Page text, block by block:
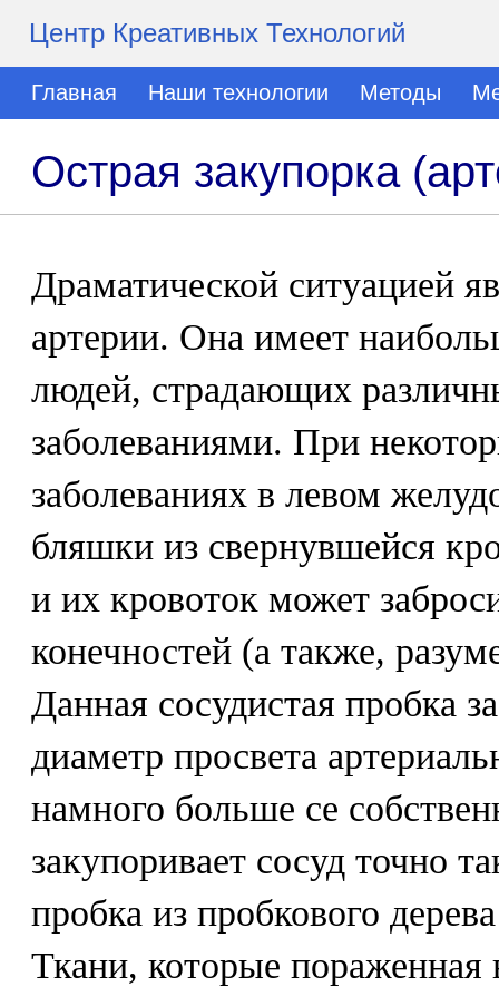
Центр Креативных Технологий
Главная Наши технологии Методы
Острая закупорка
Драматической ситуацией
артерии. Она имеет
людей, страдающих
заболеваниями. При
заболеваниях в левом
бляшки из свернувшейся
и их кровоток может
конечностей (а также,
Данная сосудистая пробка
диаметр просвета
намного больше се
закупоривает сосуд точно
пробка из пробкового
Ткани, которые пораженная